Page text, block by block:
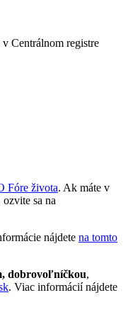
Centrálnom registre
Fóre života. Ak máte v
sa na
nájdete na tomto
dobrovoľníčkou,
. Viac informácií nájdete